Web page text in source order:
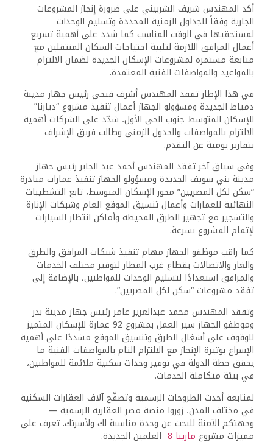
أكد المهندس شريف الشربيني على ضرورة إنجاز المشروعات
الجارية وفقاً للجداول الزمنية المحددة وتسليم الوحدات
لمستحقيها في الوقت المناسب كما شدد على أهمية تسريع
أعمال المرافق اللازمة لتلبية احتياجات السكان المنتقلين مع
متابعة مستمرة لمشروعات الإسكان الجديدة لضمان الالتزام
بالمواعيد والمواصفات الفنية المعتمدة.
في هذا الإطار تفقد المهندس أشرف فتحي رئيس جهاز مدينة
دمياط الجديدة ومسؤولو الجهاز أعمال تنفيذ مشروع “ديارنا”
للإسكان المتوسط جنوب الحي الأول، شدّد على الشركات أهمية
الالتزام بالمواصفات والجدول الزمني وطالب فريق الإشراف
بتقارير يومية عن التقدم.
وفي سياق آخر تفقد المهندس أحمد عبد الجابر رئيس جهاز
مدينة بني سويف الجديدة ومسؤولو الجهاز تنفيذ عمارات مبادرة
“سكن لكل المصريين” محور الإسكان المتوسط، تابع التشطيبات
النهائية للعمارات وأعمال تنسيق الموقع العام وشبكات الإنارة
والتشجير مع تجهيز الطرق المحيطة وأماكن انتظار السيارات
لإتمام المشروع بسرعة.
كما راقب موظفو الجهاز مهام تنفيذ شبكات المرافق والطرق
والغاز والاتصالات بقطاع غرب المطار لتوفير مختلف الخدمات
والمرافق استعدادًا لتسليم الوحدات للمواطنين، بالإضافة إلى
تفقد مشروعات “سكن لكل المصريين”.
وتفقد المهندس محمد عبدالعزيز عامر رئيس جهاز مدينة بدر
وموظفو الجهاز سير العمل بمشروع 92 عمارة للإسكان المتميز
للوقوف على أشغال الطرق وتنسيق الموقع مشددًا على أهمية
الإسراع بوتيرة الإنجاز مع الالتزام التام بالمواصفات الفنية ما
يحقق خطة الدولة في توفير وحدات سكنية ملائمة للمواطنين،
في بيئة متكاملة الخدمات.
لمتابعة أحدث الطروحات الرسمية وتصفّح آلاف العقارات السكنية
في مختلف المدن، زوروا منصة مصر العقارية الرسمية —
وجهتكم الآمنة للبحث عن وحدة مناسبة لك ولأسرتك. تعرف على
مميزات مشروع مارينا 8 العلمين الجديدة.